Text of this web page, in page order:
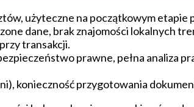
użyteczne na początkowym etapie
dane, brak znajomości lokalnych
transakcji.
prawne, pełna analiza
konieczność przygotowania